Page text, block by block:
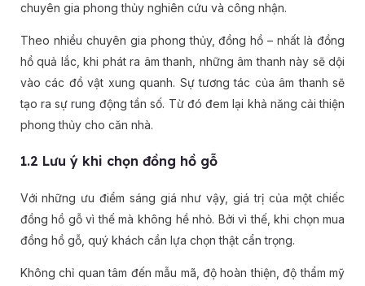
chuyên gia phong thủy nghiên cứu và công nhận.
Theo nhiều chuyên gia phong thủy, đồng hồ – nhất là đồng
hồ quả lắc, khi phát ra âm thanh, những âm thanh này sẽ dội
vào các đồ vật xung quanh. Sự tương tác của âm thanh sẽ
tạo ra sự rung động tần số. Từ đó đem lại khả năng cải thiện
phong thủy cho căn nhà.
1.2 Lưu ý khi chọn đồng hồ gỗ
Với những ưu điểm sáng giá như vậy, giá trị của một chiếc
đồng hồ gỗ vì thế mà không hề nhỏ. Bởi vì thế, khi chọn mua
đồng hồ gỗ, quý khách cần lựa chọn thật cẩn trọng.
Không chỉ quan tâm đến mẫu mã, độ hoàn thiện, độ thẩm mỹ